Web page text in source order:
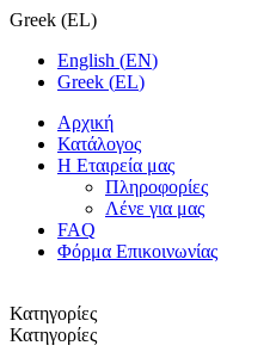
Greek (EL)
English (EN)
Greek (EL)
Αρχική
Κατάλογος
Η Εταιρεία μας
Πληροφορίες
Λένε για μας
FAQ
Φόρμα Επικοινωνίας
Κατηγορίες
Κατηγορίες